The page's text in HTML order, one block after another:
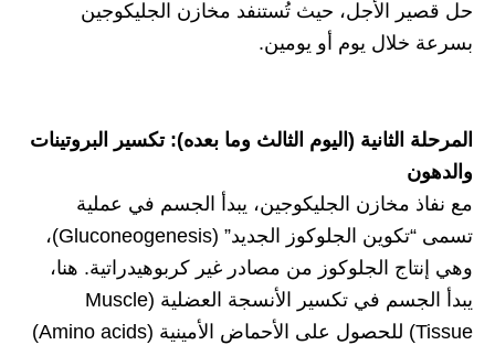
حل قصير الأجل، حيث تُستنفد مخازن الجليكوجين
بسرعة خلال يوم أو يومين.
المرحلة الثانية (اليوم الثالث وما بعده): تكسير البروتينات
والدهون
مع نفاذ مخازن الجليكوجين، يبدأ الجسم في عملية
تسمى “تكوين الجلوكوز الجديد” (Gluconeogenesis)،
وهي إنتاج الجلوكوز من مصادر غير كربوهيدراتية. هنا،
يبدأ الجسم في تكسير الأنسجة العضلية (Muscle
Tissue) للحصول على الأحماض الأمينية (Amino acids)